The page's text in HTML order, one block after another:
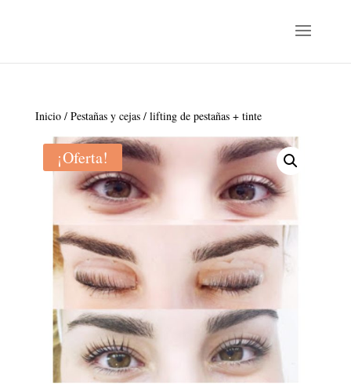
Inicio/ Pestañas y cejas/ lifting de pestañas + tinte
¡Oferta!